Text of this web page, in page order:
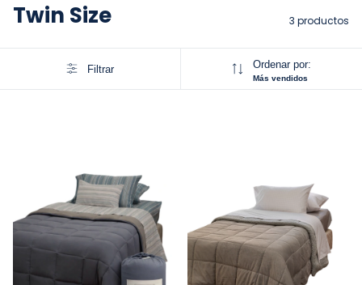
Twin Size 3 productos
Filtrar Ordenar por:
Más vendidos